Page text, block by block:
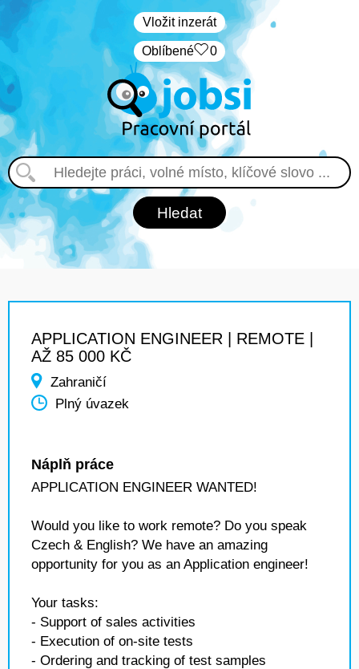
Vložit inzerát
Oblíbené 0
APPLICATION ENGINEER | REMOTE |
AŽ 85 000 KČ
Zahraničí
Plný úvazek
Náplň práce
APPLICATION ENGINEER WANTED!
Would you like to work remote? Do you speak
Czech & English? We have an amazing
opportunity for you as an Application engineer!
Your tasks:
- Support of sales activities
- Execution of on-site tests
- Ordering and tracking of test samples